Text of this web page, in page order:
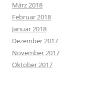
März 2018
Februar 2018
Januar 2018
Dezember 2017
November 2017
Oktober 2017